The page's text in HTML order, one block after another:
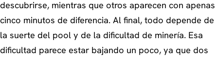
descubrirse, mientras que otros aparecen con apenas
cinco minutos de diferencia. Al final, todo depende de
la suerte del pool y de la dificultad de minería. Esa
dificultad parece estar bajando un poco, ya que dos